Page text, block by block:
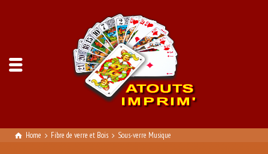
Home Fibre de verre et Bois Sous-verre Musique